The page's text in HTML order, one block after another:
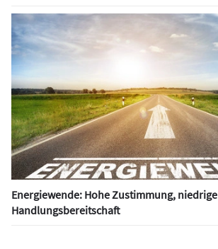
Energiewende: Hohe Zustimmung, niedrige
Handlungsbereitschaft